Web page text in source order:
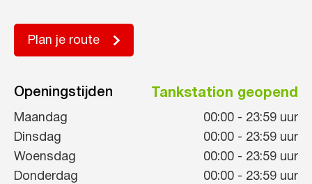
Plan je route
Openingstijden Tankstation geopend
Maandag 00:00 - 23:59 uur
Dinsdag
00:00 - 23:59 uur
Woensdag
00:00 - 23:59 uur
Donderdag
00:00 - 23:59 uur